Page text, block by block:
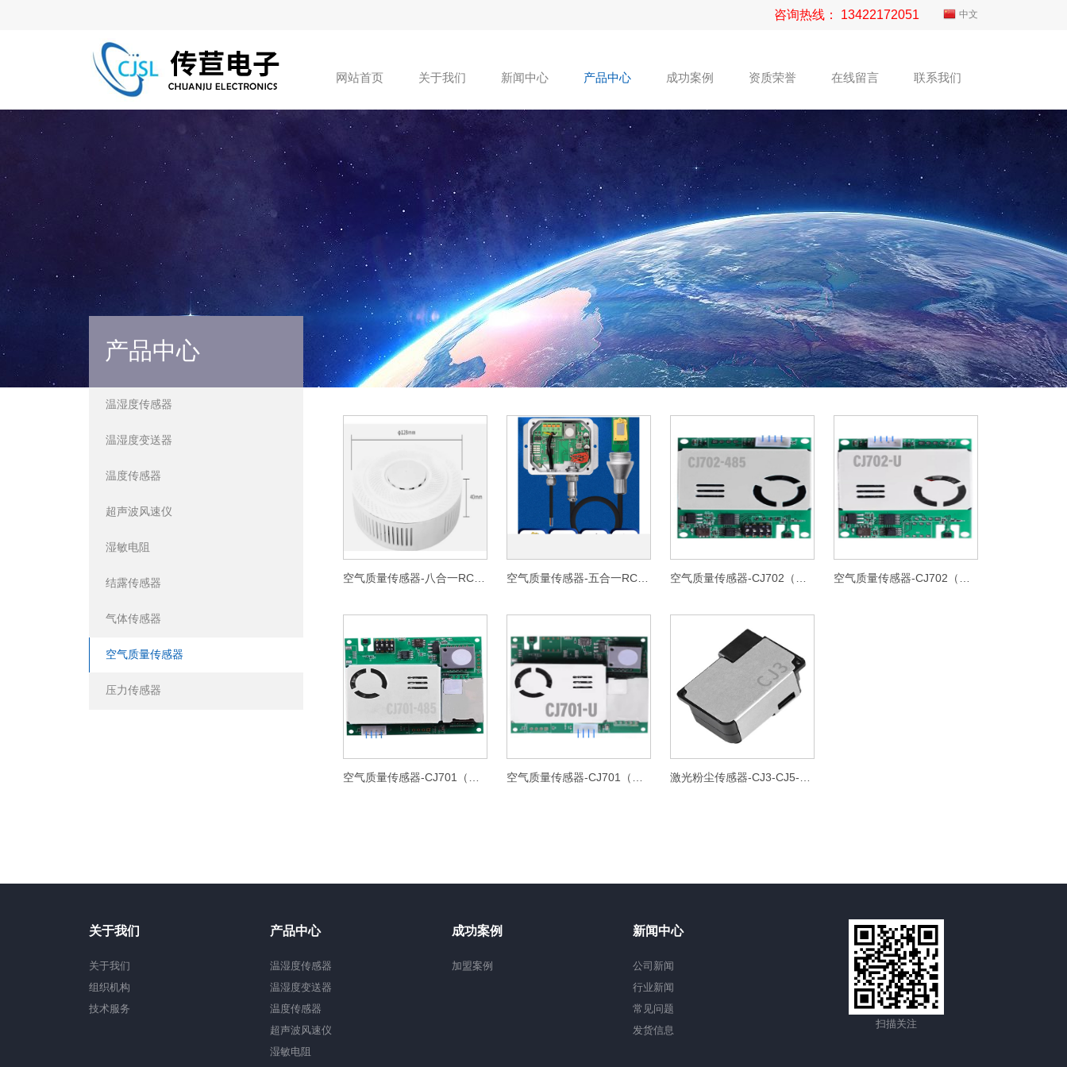
中文
咨询热线： 13422172051
网站首页 关于我们 新闻中心 产品中心 成功案例 资质荣誉 在线留言 联系我们
产品中心
温湿度传感器
温湿度变送器
温度传感器
超声波风速仪
湿敏电阻
结露传感器
气体传感器
空气质量传感器
压力传感器
关于我们
关于我们
组织机构
技术服务
产品中心
温湿度传感器
温湿度变送器
温度传感器
超声波风速仪
湿敏电阻
成功案例
加盟案例
新闻中心
公司新闻
行业新闻
常见问题
发货信息
扫描关注